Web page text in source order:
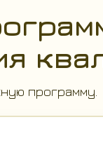
программу.